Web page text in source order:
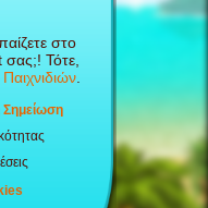
στο
Τότε,
.
Σημείωση